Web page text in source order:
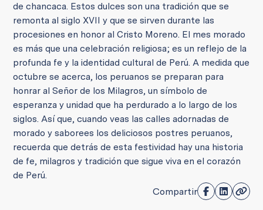
de chancaca. Estos dulces son una tradición que se
remonta al siglo XVII y que se sirven durante las
procesiones en honor al Cristo Moreno. El mes morado
es más que una celebración religiosa; es un reflejo de la
profunda fe y la identidad cultural de Perú. A medida que
octubre se acerca, los peruanos se preparan para
honrar al Señor de los Milagros, un símbolo de
esperanza y unidad que ha perdurado a lo largo de los
siglos. Así que, cuando veas las calles adornadas de
morado y saborees los deliciosos postres peruanos,
recuerda que detrás de esta festividad hay una historia
de fe, milagros y tradición que sigue viva en el corazón
de Perú.
Compartir